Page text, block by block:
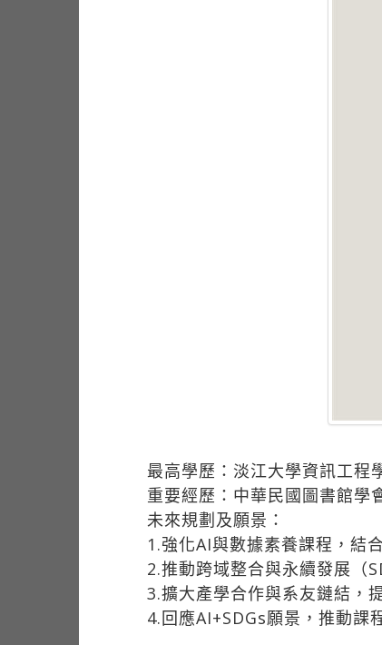
最高學歷：淡江大學資訊工程
重要經歷：中華民國圖書館學
未來規劃及願景：
1.強化AI與數據素養課程，結
2.推動跨域整合與永續發展（
3.擴大產學合作與系友鏈結，
4.回應AI+SDGs願景，推動課